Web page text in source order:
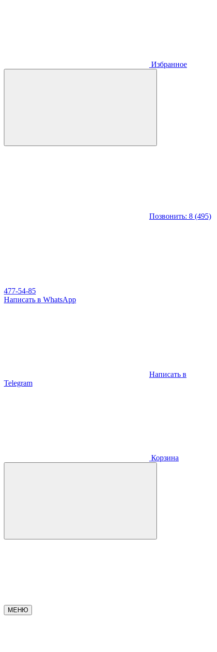
Избранное
Позвонить: 8 (495)
477-54-85
Написать в WhatsApp
Написать в
Telegram
Корзина
МЕНЮ